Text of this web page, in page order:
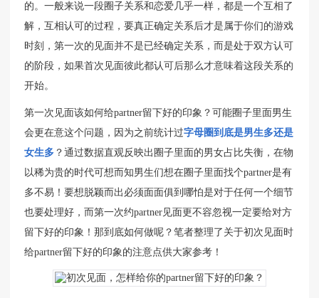
的。一般来说一段圈子关系和恋爱几乎一样，都是一个互相了
解，互相认可的过程，要真正确定关系后才是属于你们的游戏
时刻，第一次的见面并不是已经确定关系，而是处于双方认可
的阶段，如果首次见面彼此都认可后那么才意味着这段关系的
开始。
第一次见面该如何给partner留下好的印象？可能圈子里面男生
会更在意这个问题，因为之前统计过字母圈到底是男生多还是
女生多 ？通过数据直观反映出圈子里面的男女占比失衡，在物
以稀为贵的时代可想而知男生们想在圈子里面找个partner是有
多不易！要想脱颖而出必须面面俱到哪怕是对于任何一个细节
也要处理好，而第一次约partner见面更不容忽视一定要给对方
留下好的印象！那到底如何做呢？笔者整理了关于初次见面时
给partner留下好的印象的注意点供大家参考！